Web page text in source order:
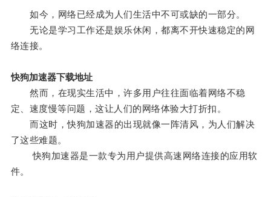
如今，网络已经成为人们生活中不可或缺的一部分。
无论是学习工作还是娱乐休闲，都离不开快速稳定的网
络连接。
快狗加速器下载地址
然而，在现实生活中，许多用户往往面临着网络不稳
定、速度慢等问题，这让人们的网络体验大打折扣。
而这时，快狗加速器的出现就像一阵清风，为人们解决
了这些难题。
快狗加速器是一款专为用户提供高速网络连接的应用软
件。